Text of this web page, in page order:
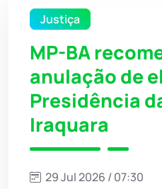
Justiça
MP-BA
anulação de
Presidência
Iraquara
29 Jul 2026 / 07:30